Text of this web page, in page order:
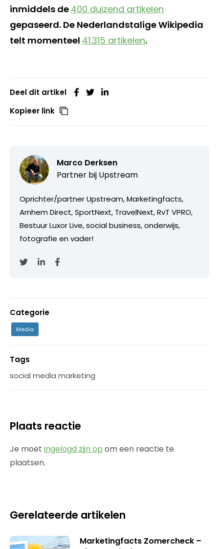
inmiddels de 400 duizend artikelen
gepaseerd. De Nederlandstalige Wikipedia
telt momenteel 41.315 artikelen.
Deel dit artikel
Kopieer link
Marco Derksen
Partner bij Upstream
Oprichter/partner Upstream, Marketingfacts,
Arnhem Direct, SportNext, TravelNext, RvT VPRO,
Bestuur Luxor Live, social business, onderwijs,
fotografie en vader!
Categorie
Media
Tags
social media marketing
Plaats reactie
Je moet ingelogd zijn op om een reactie te
plaatsen.
Gerelateerde artikelen
Marketingfacts Zomercheck –